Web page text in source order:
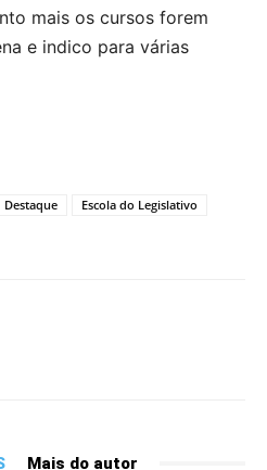
mais os cursos forem
e indico para várias
Destaque
Escola do Legislativo
Mais do autor